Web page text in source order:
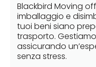
Blackbird Moving
imballaggio e
tuoi beni siano
trasporto.
assicurando
senza stress.